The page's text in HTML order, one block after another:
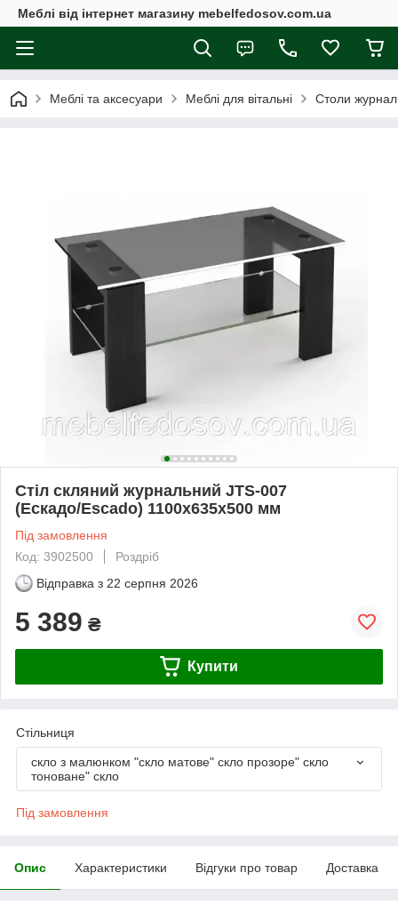
Меблі від інтернет магазину mebelfedosov.com.ua
Меблі та аксесуари Меблі для вітальні Столи
Стіл скляний журнальний JTS-007
(Ескадо/Escado) 1100х635х500 мм
Під замовлення
Код: 3902500
Роздріб
Відправка з 22 серпня 2026
5 389 ₴
Купити
Стільниця
скло з малюнком "скло матове" скло прозоре" скло
тоноване" скло
Під замовлення
Опис Характеристики Відгуки про товар Доставка